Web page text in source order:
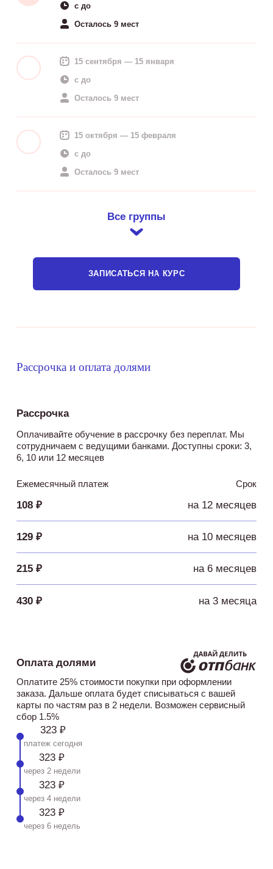
c до
Осталось 9 мест
15 сентября — 15 января
c до
Осталось 9 мест
15 октября — 15 февраля
c до
Осталось 9 мест
Все группы
ЗАПИСАТЬСЯ НА КУРС
Рассрочка и оплата долями
Рассрочка
Оплачивайте обучение в рассрочку без переплат. Мы
сотрудничаем с ведущими банками. Доступны сроки: 3,
6, 10 или 12 месяцев
Ежемесячный платеж Срок
108 ₽ на 12 месяцев
129 ₽ на 10 месяцев
215 ₽ на 6 месяцев
430 ₽ на 3 месяца
Оплата долями
Оплатите 25% стоимости покупки при оформлении
заказа. Дальше оплата будет списываться с вашей
карты по частям раз в 2 недели. Возможен сервисный
сбор 1.5%
323 ₽
платеж сегодня
323 ₽
через 2 недели
323 ₽
через 4 недели
323 ₽
через 6 недель